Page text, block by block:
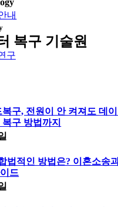
내
복구 기술원
구
구, 전원이 안 켜져도 데
구 방법까지
법적인 방법은? 이혼소송
드